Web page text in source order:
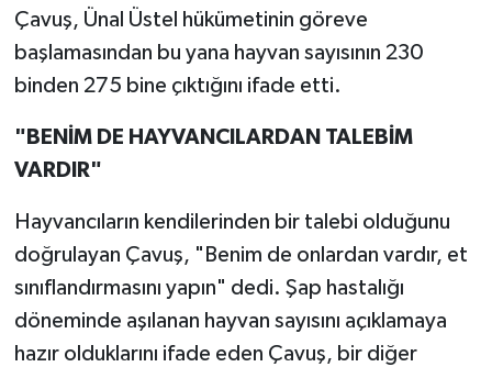
Çavuş, Ünal Üstel hükümetinin göreve
başlamasından bu yana hayvan sayısının 230
binden 275 bine çıktığını ifade etti.
"BENİM DE HAYVANCILARDAN TALEBİM
VARDIR"
Hayvancıların kendilerinden bir talebi olduğunu
doğrulayan Çavuş, "Benim de onlardan vardır, et
sınıflandırmasını yapın" dedi. Şap hastalığı
döneminde aşılanan hayvan sayısını açıklamaya
hazır olduklarını ifade eden Çavuş, bir diğer